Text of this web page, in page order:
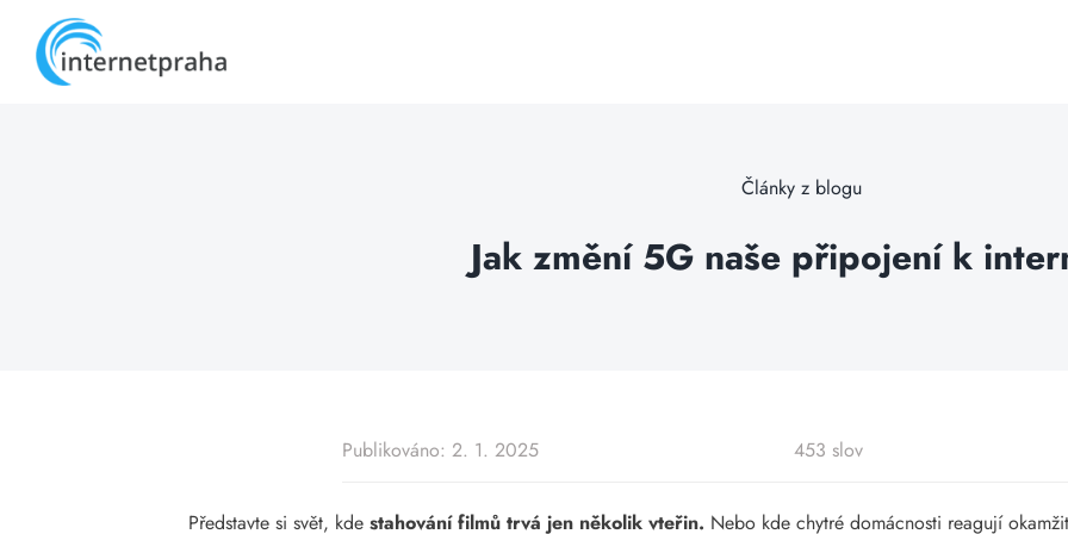
content
Články z blogu
Jak změní 5G naše připojení k
Publikováno: 2. 1. 2025 453 slov
Představte si svět, kdestahování filmů trvá jen několik vteřin. Nebo kde chytré domácnosti reagují